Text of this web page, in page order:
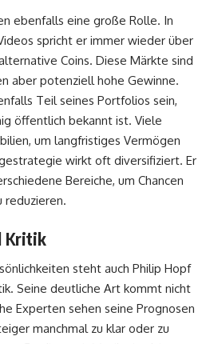
ebenfalls eine große Rolle. In
spricht er immer wieder über
Coins. Diese Märkte sind
aber potenziell hohe Gewinne.
Teil seines Portfolios sein,
öffentlich bekannt ist. Viele
um langfristiges Vermögen
wirkt oft diversifiziert. Er
Bereiche, um Chancen
reduzieren.
Kritik
steht auch Philip Hopf
Seine deutliche Art kommt nicht
Experten sehen seine Prognosen
manchmal zu klar oder zu